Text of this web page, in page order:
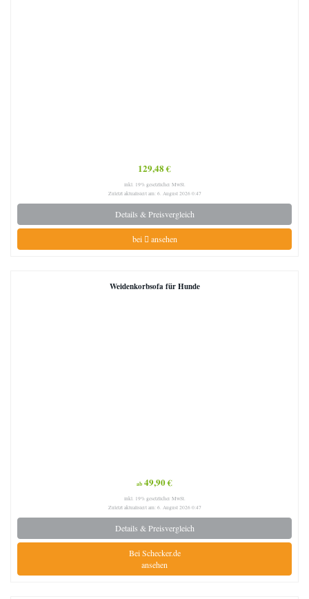
129,48 €
inkl. 19% gesetzlicher MwSt.
Zuletzt aktualisiert am: 6. August 2026 0:47
Details & Preisvergleich
bei ansehen
Weidenkorbsofa für Hunde
ab 49,90 €
inkl. 19% gesetzlicher MwSt.
Zuletzt aktualisiert am: 6. August 2026 0:47
Details & Preisvergleich
Bei Schecker.de
ansehen